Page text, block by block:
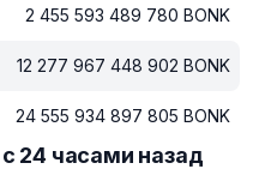
2 455 593 489 780 BONK
12 277 967 448 902 BONK
24 555 934 897 805 BONK
24 часами назад